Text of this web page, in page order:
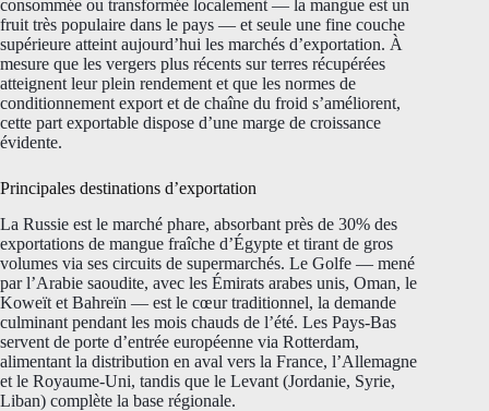
consommée ou transformée localement — la mangue est un
fruit très populaire dans le pays — et seule une fine couche
supérieure atteint aujourd’hui les marchés d’exportation. À
mesure que les vergers plus récents sur terres récupérées
atteignent leur plein rendement et que les normes de
conditionnement export et de chaîne du froid s’améliorent,
cette part exportable dispose d’une marge de croissance
évidente.
Principales destinations d’exportation
La Russie est le marché phare, absorbant près de 30% des
exportations de mangue fraîche d’Égypte et tirant de gros
volumes via ses circuits de supermarchés. Le Golfe — mené
par l’Arabie saoudite, avec les Émirats arabes unis, Oman, le
Koweït et Bahreïn — est le cœur traditionnel, la demande
culminant pendant les mois chauds de l’été. Les Pays-Bas
servent de porte d’entrée européenne via Rotterdam,
alimentant la distribution en aval vers la France, l’Allemagne
et le Royaume-Uni, tandis que le Levant (Jordanie, Syrie,
Liban) complète la base régionale.